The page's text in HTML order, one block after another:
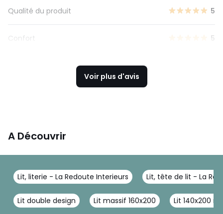
Qualité du produit 5
Confort 5
Voir plus d'avis
A Découvrir
Lit, literie - La Redoute Interieurs Lit, tête de lit - La
Lit double design Lit massif 160x200 Lit 140x200